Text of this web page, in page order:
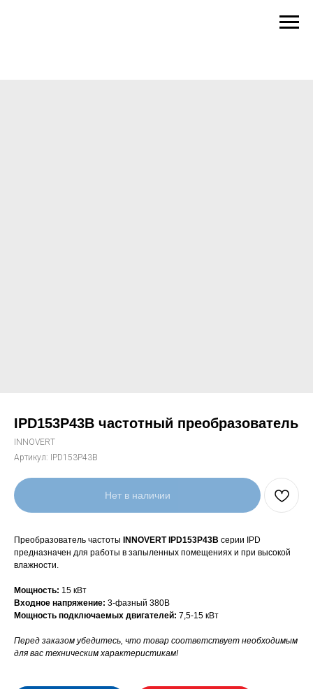
IPD153P43B частотный преобразователь
INNOVERT
Артикул: IPD153P43B
Нет в наличии
Преобразователь частоты INNOVERT IPD153P43B серии IPD
предназначен для работы в запыленных помещениях и при высокой
влажности.
Мощность: 15 кВт
Входное напряжение: 3-фазный 380В
Мощность подключаемых двигателей: 7,5-15 кВт
Перед заказом убедитесь, что товар соответствует необходимым
для вас техническим характеристикам!